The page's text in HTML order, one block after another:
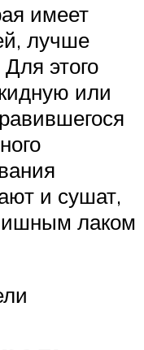
имеет
лучше
этого
или
и сушат,
лаком